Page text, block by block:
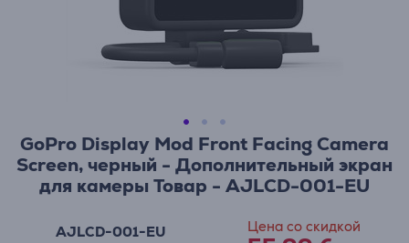
GoPro Display Mod Front Facing Camera
Screen, черный - Дополнительный экран
для камеры Товар - AJLCD-001-EU
AJLCD-001-EU
Цена со скидкой